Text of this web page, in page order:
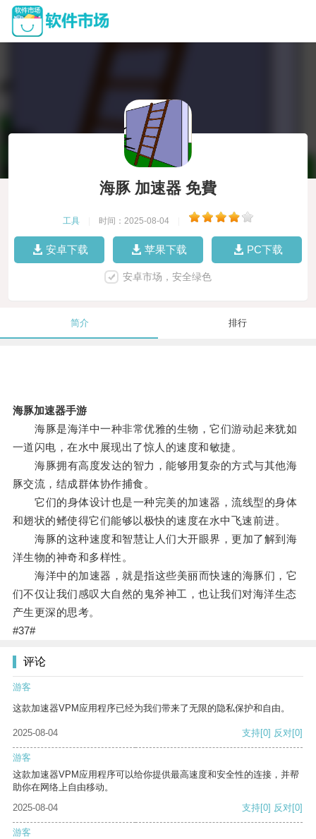
海豚 加速器 免費
工具 时间：2025-08-04
安卓下载 苹果下载 PC下载
安卓市场，安全绿色
简介 排行
海豚加速器手游
海豚是海洋中一种非常优雅的生物，它们游动起来犹如
一道闪电，在水中展现出了惊人的速度和敏捷。
海豚拥有高度发达的智力，能够用复杂的方式与其他海
豚交流，结成群体协作捕食。
它们的身体设计也是一种完美的加速器，流线型的身体
和翅状的鳍使得它们能够以极快的速度在水中飞速前进。
海豚的这种速度和智慧让人们大开眼界，更加了解到海
洋生物的神奇和多样性。
海洋中的加速器，就是指这些美丽而快速的海豚们，它
们不仅让我们感叹大自然的鬼斧神工，也让我们对海洋生态
产生更深的思考。
#37#
评论
游客
这款加速器VPM应用程序已经为我们带来了无限的隐私保护和自由。
2025-08-04 支持[0] 反对[0]
游客
这款加速器VPM应用程序可以给你提供最高速度和安全性的连接，并帮
助你在网络上自由移动。
2025-08-04
支持[0] 反对[0]
游客